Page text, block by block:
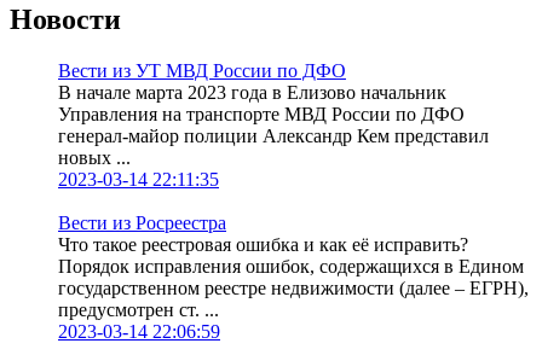
Новости
Вести из УТ МВД России по ДФО
В начале марта 2023 года в Елизово начальник
Управления на транспорте МВД России по ДФО
генерал-майор полиции Александр Кем представил
новых ...
2023-03-14 22:11:35
Вести из Росреестра
Что такое реестровая ошибка и как её исправить?
Порядок исправления ошибок, содержащихся в Едином
государственном реестре недвижимости (далее – ЕГРН),
предусмотрен ст. ...
2023-03-14 22:06:59